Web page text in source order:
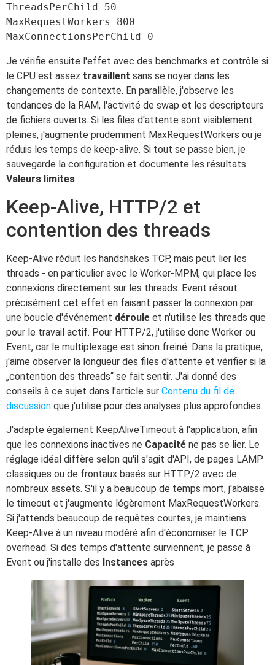
ThreadsPerChild 50
MaxRequestWorkers 800
Je vérifie ensuite l'effet avec des benchmarks et contrôle si
le CPU est assez travaillent sans se noyer dans les
changements de contexte. En parallèle, j'observe les
tendances de la RAM, l'activité de swap et les descripteurs
de fichiers ouverts. Si les files d'attente sont visiblement
pleines, j'augmente prudemment MaxRequestWorkers ou je
réduis les temps de keep-alive. Si tout se passe bien, je
sauvegarde la configuration et documente les résultats.
Valeurs limites.
Keep-Alive, HTTP/2 et
contention des threads
Keep-Alive réduit les handshakes TCP, mais peut lier les
threads - en particulier avec le Worker-MPM, qui place les
connexions directement sur les threads. Event résout
précisément cet effet en faisant passer la connexion par
une boucle d'événement déroule et n'utilise les threads que
pour le travail actif. Pour HTTP/2, j'utilise donc Worker ou
Event, car le multiplexage est sinon freiné. Dans la pratique,
j'aime observer la longueur des files d'attente et vérifier si la
„contention des threads“ se fait sentir. J'ai donné des
conseils à ce sujet dans l'article sur Contenu du fil de
discussion que j'utilise pour des analyses plus approfondies.
J'adapte également KeepAliveTimeout à l'application, afin
que les connexions inactives ne Capacité ne pas se lier. Le
réglage idéal diffère selon qu'il s'agit d'API, de pages LAMP
classiques ou de frontaux basés sur HTTP/2 avec de
nombreux assets. S'il y a beaucoup de temps mort, j'abaisse
le timeout et j'augmente légèrement MaxRequestWorkers.
Si j'attends beaucoup de requêtes courtes, je maintiens
Keep-Alive à un niveau modéré afin d'économiser le TCP
overhead. Si des temps d'attente surviennent, je passe à
Event ou j'installe des Instances après